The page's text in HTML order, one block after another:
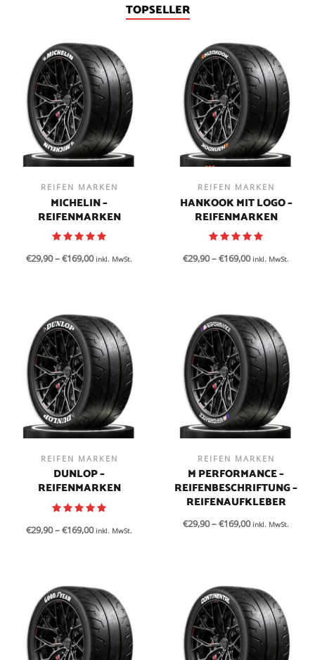
TOPSELLER
REIFEN MARKEN
MICHELIN –
REIFENMARKEN
€29,90–€169,00 inkl. MwSt.
REIFEN MARKEN
HANKOOK MIT LOGO –
REIFENMARKEN
€29,90–€169,00 inkl. MwSt.
REIFEN MARKEN
DUNLOP –
REIFENMARKEN
€29,90–€169,00 inkl. MwSt.
REIFEN MARKEN
M PERFORMANCE –
REIFENBESCHRIFTUNG –
REIFENAUFKLEBER
€29,90–€169,00 inkl. MwSt.